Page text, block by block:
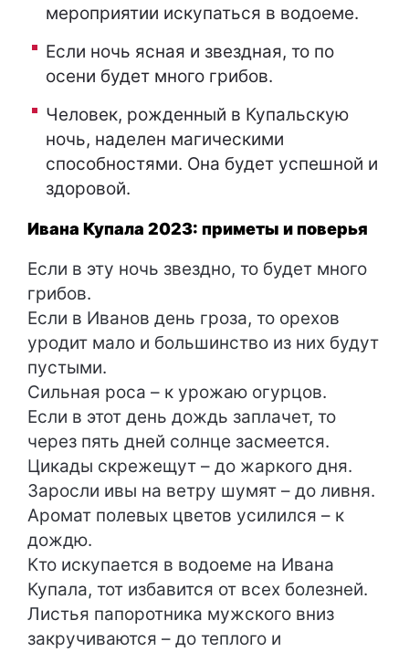
мероприятии искупаться в водоеме.
Если ночь ясная и звездная, то по
осени будет много грибов.
Человек, рожденный в Купальскую
ночь, наделен магическими
способностями. Она будет успешной и
здоровой.
Ивана Купала 2023: приметы и поверья
Если в эту ночь звездно, то будет много
грибов.
Если в Иванов день гроза, то орехов
уродит мало и большинство из них будут
пустыми.
Сильная роса – к урожаю огурцов.
Если в этот день дождь заплачет, то
через пять дней солнце засмеется.
Цикады скрежещут – до жаркого дня.
Заросли ивы на ветру шумят – до ливня.
Аромат полевых цветов усилился – к
дождю.
Кто искупается в водоеме на Ивана
Купала, тот избавится от всех болезней.
Листья папоротника мужского вниз
закручиваются – до теплого и